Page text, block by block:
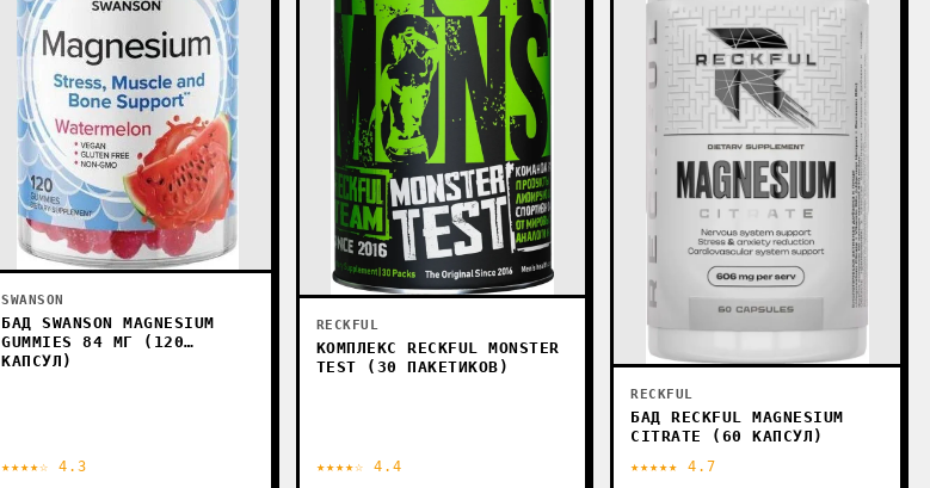
SWANSON
БАД SWANSON MAGNESIUM
GUMMIES 84 МГ (120
КАПСУЛ)
★★★★☆ 4.3
RECKFUL
КОМПЛЕКС RECKFUL MONSTER
TEST (30 ПАКЕТИКОВ)
★★★★☆ 4.4
RECKFUL
БАД RECKFUL MAGNESIUM
CITRATE (60 КАПСУЛ)
★★★★★ 4.7